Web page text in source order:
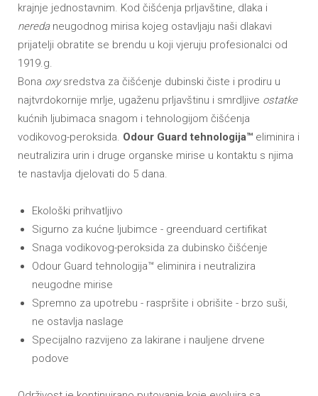
krajnje jednostavnim. Kod čišćenja prljavštine, dlaka i
nereda neugodnog mirisa kojeg ostavljaju naši dlakavi
prijatelji obratite se brendu u koji vjeruju profesionalci od
1919.g.
Bona oxysredstva za čišćenje dubinski čiste i prodiru u
najtvrdokornije mrlje, ugaženu prljavštinu i smrdljive ostatke
kućnih ljubimaca snagom i tehnologijom čišćenja
vodikovog-peroksida. Odour Guard tehnologija™ eliminira i
neutralizira urin i druge organske mirise u kontaktu s njima
te nastavlja djelovati do 5 dana.
Ekološki prihvatljivo
Sigurno za kućne ljubimce - greenduard certifikat
Snaga vodikovog-peroksida za dubinsko čišćenje
Odour Guard tehnologija™ eliminira i neutralizira
neugodne mirise
Spremno za upotrebu - raspršite i obrišite - brzo suši,
ne ostavlja naslage
Specijalno razvijeno za lakirane i nauljene drvene
podove